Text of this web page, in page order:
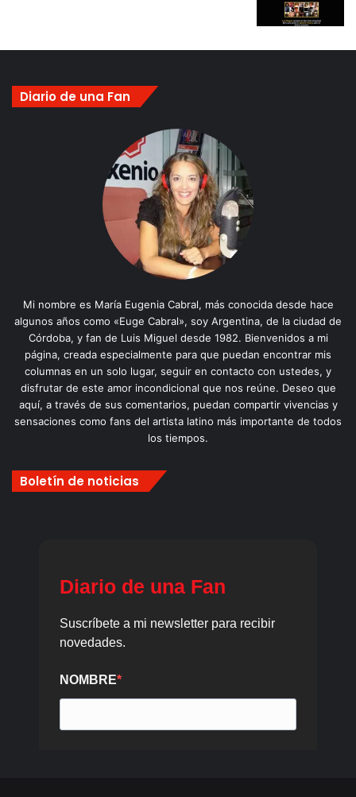
Diario de una Fan
Mi nombre es María Eugenia Cabral, más conocida desde hace
algunos años como «Euge Cabral», soy Argentina, de la ciudad de
Córdoba, y fan de Luis Miguel desde 1982. Bienvenidos a mi
página, creada especialmente para que puedan encontrar mis
columnas en un solo lugar, seguir en contacto con ustedes, y
disfrutar de este amor incondicional que nos reúne. Deseo que
aquí, a través de sus comentarios, puedan compartir vivencias y
sensaciones como fans del artista latino más importante de todos
los tiempos.
Boletín de noticias